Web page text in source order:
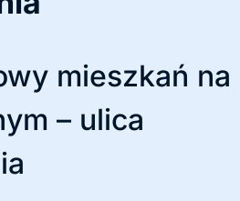
mieszkań na
– ulica